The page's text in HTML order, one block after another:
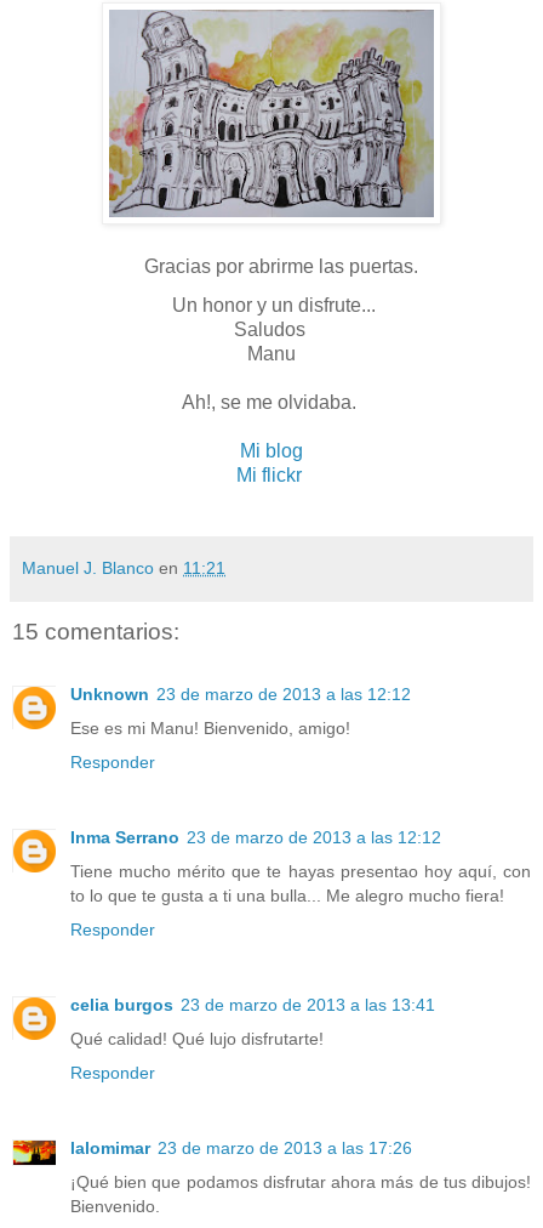
Gracias por abrirme las puertas.
Un honor y un disfrute...
Saludos
Manu
Ah!, se me olvidaba.
Mi blog
Mi flickr
Manuel J. Blanco en 11:21
15 comentarios:
Unknown 23 de marzo de 2013 a las 12:12
Ese es mi Manu! Bienvenido, amigo!
Responder
Inma Serrano 23 de marzo de 2013 a las 12:12
Tiene mucho mérito que te hayas presentao hoy aquí, con
to lo que te gusta a ti una bulla... Me alegro mucho fiera!
Responder
celia burgos 23 de marzo de 2013 a las 13:41
Qué calidad! Qué lujo disfrutarte!
Responder
lalomimar 23 de marzo de 2013 a las 17:26
¡Qué bien que podamos disfrutar ahora más de tus dibujos!
Bienvenido.